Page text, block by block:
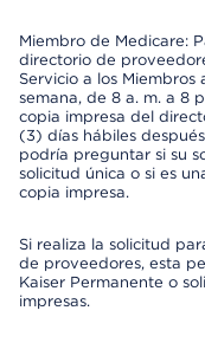
Miembro de Medicare:
directorio de
Servicio a los
semana, de 8 a. m. a 8
copia impresa del
(3) días hábiles
podría preguntar si su
solicitud única o si es
copia impresa.
Si realiza la solicitud
de proveedores, esta
Kaiser Permanente o
impresas.